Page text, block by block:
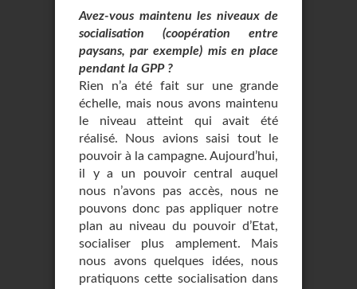
Avez-vous maintenu les niveaux de
socialisation (coopération entre
paysans, par exemple) mis en place
pendant la GPP ?
Rien n’a été fait sur une grande
échelle, mais nous avons maintenu
le niveau atteint qui avait été
réalisé. Nous avions saisi tout le
pouvoir à la campagne. Aujourd’hui,
il y a un pouvoir central auquel
nous n’avons pas accès, nous ne
pouvons donc pas appliquer notre
plan au niveau du pouvoir d’Etat,
socialiser plus amplement. Mais
nous avons quelques idées, nous
pratiquons cette socialisation dans